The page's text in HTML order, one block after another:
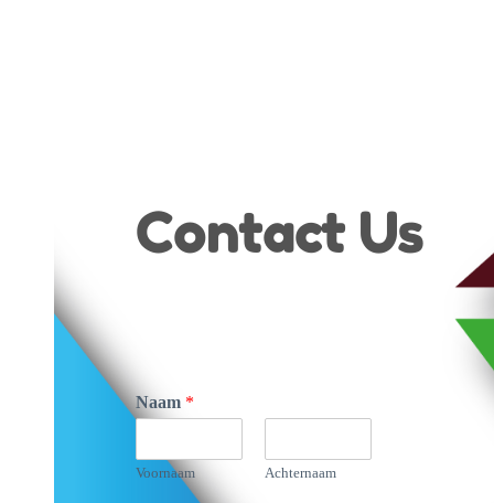
Contact Us
Naam *
Voornaam Achternaam